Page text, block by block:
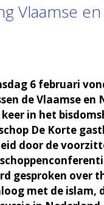
Vlaamse
6 februari
de Vlaamse en
in het
De Korte
door de
gesproken over
met de islam,